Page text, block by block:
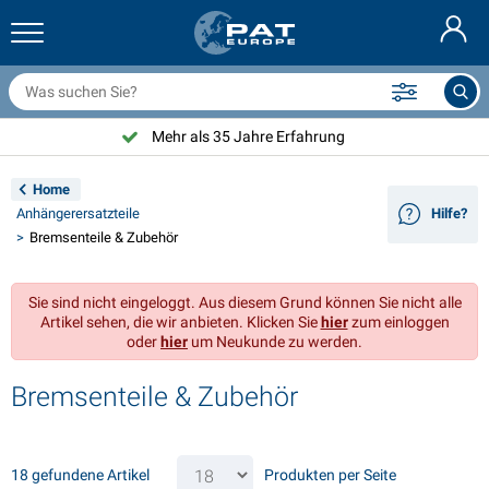
& Zubehör
beleuchtung
Beleuchtung Aspöck
Beleuchtung Radex
Innenraum
& Solarartikel
& 24V Zubehör
Ganz- & Halbgaragen
& Wohnmobil außenbereich
& Wohnmobil innenbereich
zubehör
zubehör
und Beschläge
und Schäkel
und Zubehör
& Feuer-Löschdecken
Freien
Produkten
Nederlands
English
Français
Norsk
Mehr als 35 Jahre Erfahrung
Home
Anhängerersatzteile
Bremsenteile & Zubehör
Hilfe?
Sie sind nicht eingeloggt. Aus diesem Grund können Sie nicht alle
Artikel sehen, die wir anbieten. Klicken Siehierzum einloggen
oderhier um Neukunde zu werden.
Bremsenteile & Zubehör
18 gefundene Artikel Produkten per Seite